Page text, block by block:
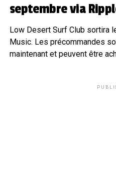
septembre via
Low Desert Surf Club sortira
Music. Les précommandes
maintenant et peuvent être